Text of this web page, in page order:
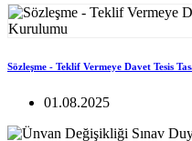
Sözleşme - Teklif Vermeye Davet Tesis
01.08.2025